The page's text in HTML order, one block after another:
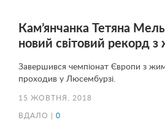
Кам’янчанка Тетяна
новий світовий рекорд
Завершився чемпіонат Європи з
проходив у Люсембурзі.
15 ЖОВТНЯ, 2018
ВДАЛО | 0